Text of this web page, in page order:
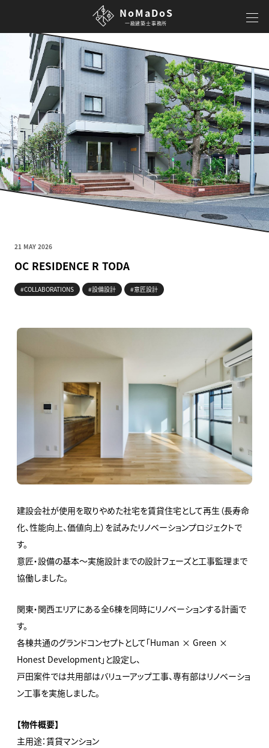
NoMaDoS
一級建築士事務所
21 MAY 2026
OC RESIDENCE R TODA
#COLLABORATIONS #設備設計 #意匠設計
建設会社が使用を取りやめた社宅を賃貸住宅として再生（長寿命
化、性能向上、価値向上）を試みたリノベーションプロジェクトで
す。
意匠・設備の基本～実施設計までの設計フェーズと工事監理まで
協働しました。
関東・関西エリアにある全6棟を同時にリノベーションする計画で
す。
各棟共通のグランドコンセプトとして「Human × Green ×
Honest Development」と設定し、
戸田案件では共用部はバリューアップ工事、専有部はリノベーショ
ン工事を実施しました。
【物件概要】
主用途：賃貸マンション